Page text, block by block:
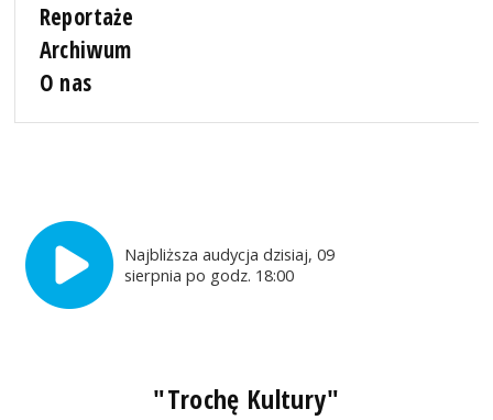
Reportaże
Archiwum
O nas
Najbliższa audycja dzisiaj, 09
sierpnia po godz. 18:00
"Trochę Kultury"